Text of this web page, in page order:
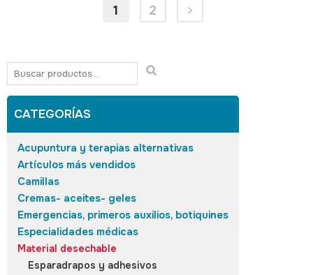
1 2
CATEGORÍAS
Acupuntura y terapias alternativas
Artículos más vendidos
Camillas
Cremas- aceites- geles
Emergencias, primeros auxilios, botiquines
Especialidades médicas
Material desechable
Esparadrapos y adhesivos